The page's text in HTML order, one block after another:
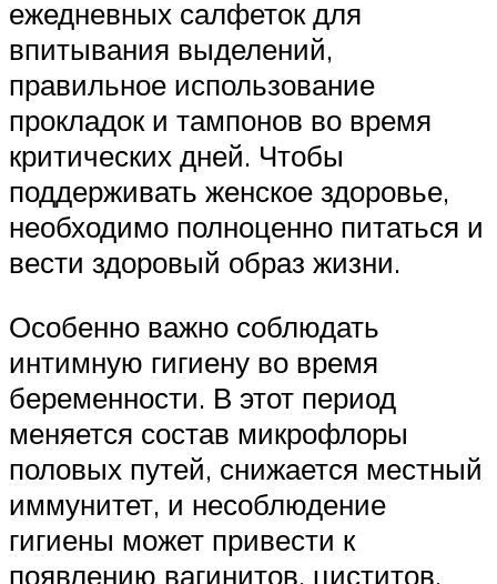
ежедневных салфеток для
впитывания выделений,
правильное использование
прокладок и тампонов во время
критических дней. Чтобы
поддерживать женское здоровье,
необходимо полноценно питаться и
вести здоровый образ жизни.
Особенно важно соблюдать
интимную гигиену во время
беременности. В этот период
меняется состав микрофлоры
половых путей, снижается местный
иммунитет, и несоблюдение
гигиены может привести к
появлению вагинитов, циститов,